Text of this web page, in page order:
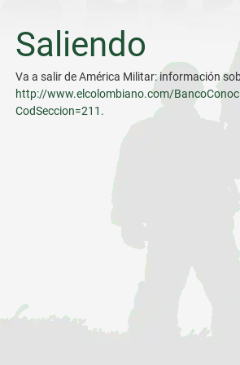
Saliendo
Va a salir de América Militar: información
http://www.elcolombiano.com/
CodSeccion=211 .